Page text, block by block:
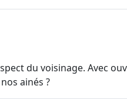
du voisinage. Avec
ainés ?